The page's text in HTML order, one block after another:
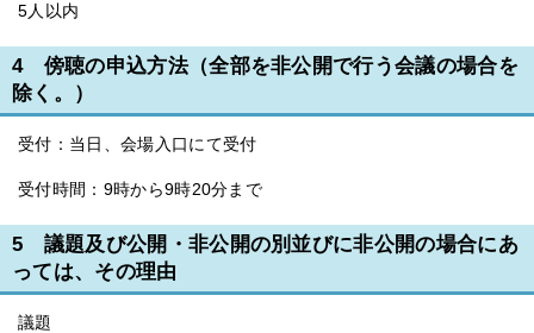
5人以内
4 傍聴の申込方法（全部を非公開で行う会議の場合を
除く。）
受付：当日、会場入口にて受付
受付時間：9時から9時20分まで
5 議題及び公開・非公開の別並びに非公開の場合にあ
っては、その理由
議題